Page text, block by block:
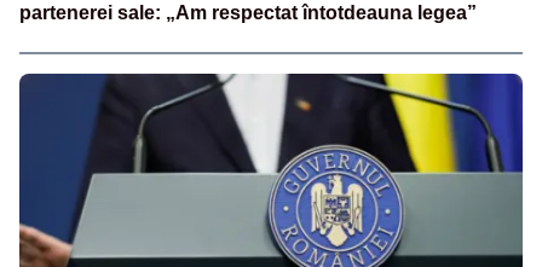
partenerei sale: „Am respectat întotdeauna legea”